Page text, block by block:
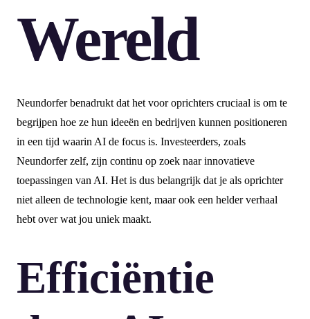
Wereld
Neundorfer benadrukt dat het voor oprichters cruciaal is om te
begrijpen hoe ze hun ideeën en bedrijven kunnen positioneren
in een tijd waarin AI de focus is. Investeerders, zoals
Neundorfer zelf, zijn continu op zoek naar innovatieve
toepassingen van AI. Het is dus belangrijk dat je als oprichter
niet alleen de technologie kent, maar ook een helder verhaal
hebt over wat jou uniek maakt.
Efficiëntie